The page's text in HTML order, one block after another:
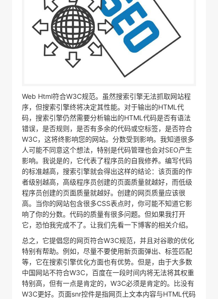
Web Html符合W3C规范。虽然搜索引擎无法抓取网站程
序，但搜索引擎终将决定其性能。对于输出的HTML代
码，搜索引擎仍然需要分析输出的HTML代码是否有语法
错误，是否规则，是否有多余的代码或空标签，是否符合
W3C，这将终影响您的网站。分数受到影响。我知道很多
人可能不同意这个想法，特别是代码管理也会对SEO产生
影响。我说是的，它代表了程序员的自我修养。编写代码
的标准越高，搜索引擎就会得出这样的结论：该页面的作
者级别越高，高级程序员创建的页面质量就越好，而低级
程序员创建的页面质量就越好。创建的网页质量应该很
高。当你的网站包含很多CSS表点时，你可能不知道它影
响了你的分数。代码的质量有很多问题。但如果我打开
它，恐怕我完成不了。让我们先看一下博客的相关介绍。
总之，它提倡您的网页符合W3C规范，并且对谷歌的优化
特别有帮助。例如，尽量不要使用新页面弹出、标签匹配
等，它在搜索引擎优化方面也有优势。但是，由于大多数
中国网站不符合W3C，百度在一段时间内将无法将其权重
特别高，但有一点是肯定的，W3C必须是肯定的。比没有
W3C更好。页面snr控件是指网页上文本内容与HTML代码